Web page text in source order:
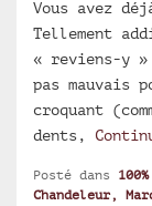
Vous avez
Tellement
« reviens-y »
pas mauvais
croquant
dents,
Posté dans
Chandeleur,